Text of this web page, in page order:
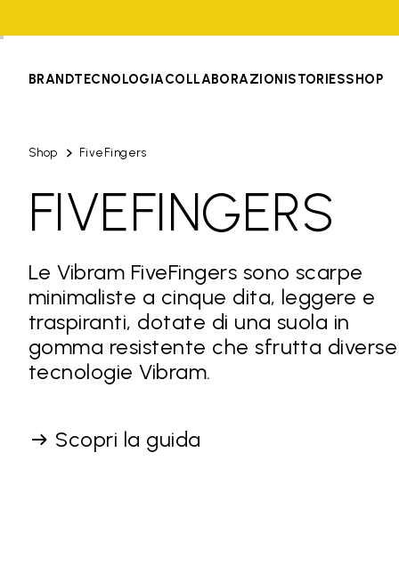
BRANDTECNOLOGIACOLLABORAZIONISTORIESSHOP
Shop FiveFingers
FIVEFINGERS
Le Vibram FiveFingers sono scarpe
minimaliste a cinque dita, leggere e
traspiranti, dotate di una suola in
gomma resistente che sfrutta diverse
tecnologie Vibram.
Scopri la guida